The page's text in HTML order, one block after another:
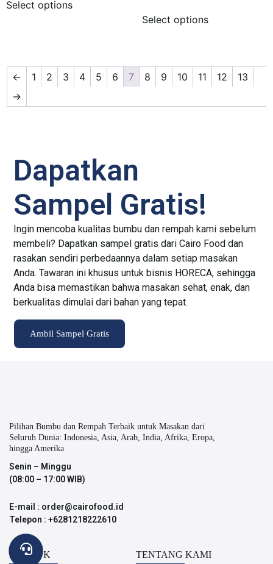
Select options
Select options
← 1 2 3 4 5 6 7 8 9 10 11 12
13
→
Dapatkan
Sampel Gratis!
Ingin mencoba kualitas bumbu dan rempah kami sebelum
membeli? Dapatkan sampel gratis dari Cairo Food dan
rasakan sendiri perbedaannya dalam setiap masakan
Anda. Tawaran ini khusus untuk bisnis HORECA, sehingga
Anda bisa memastikan bahwa masakan sehat, enak, dan
berkualitas dimulai dari bahan yang tepat.
Ambil Sampel Gratis
Pilihan Bumbu dan Rempah Terbaik untuk Masakan dari
Seluruh Dunia: Indonesia, Asia, Arab, India, Afrika, Eropa,
hingga Amerika
Senin – Minggu
(08:00 – 17:00 WIB)
E-mail : order@cairofood.id
Telepon : +6281218222610
PRODUK TENTANG KAMI